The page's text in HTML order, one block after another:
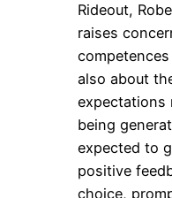
Rideout,
raises
also about
expectations
being
expected to
positive
choice,